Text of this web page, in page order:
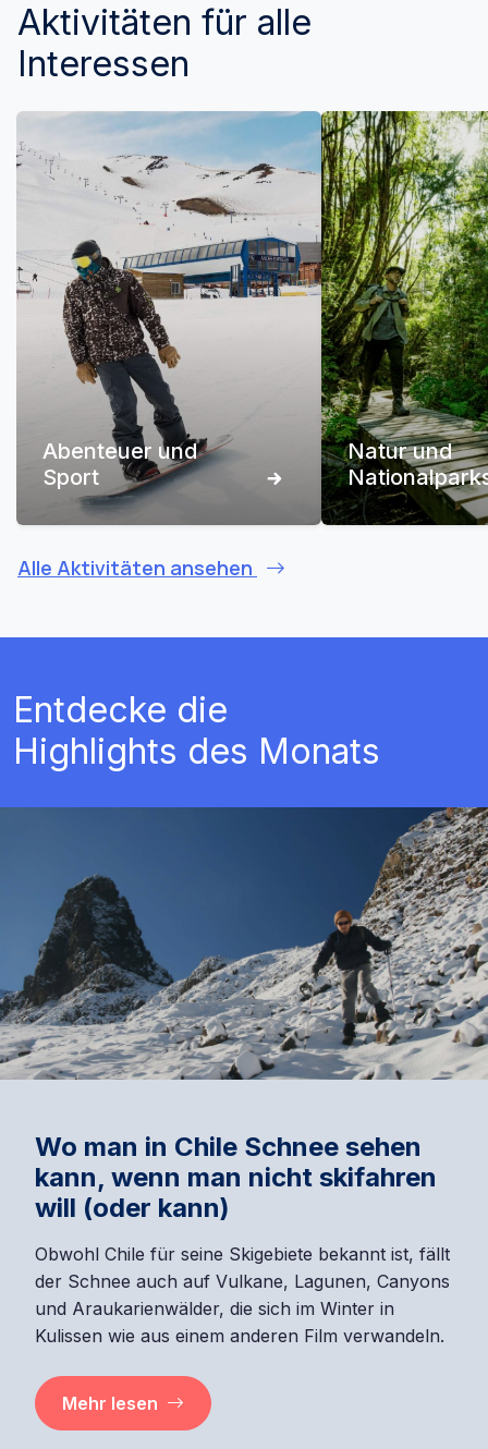
Aktivitäten für alle
Interessen
Abenteuer und
Sport
Natur und
Alle Aktivitäten ansehen
Entdecke die
Highlights des Monats
Wo man in Chile Schnee sehen
kann, wenn man nicht skifahren
will (oder kann)
Obwohl Chile für seine Skigebiete bekannt ist, fällt
der Schnee auch auf Vulkane, Lagunen, Canyons
und Araukarienwälder, die sich im Winter in
Kulissen wie aus einem anderen Film verwandeln.
Mehr lesen